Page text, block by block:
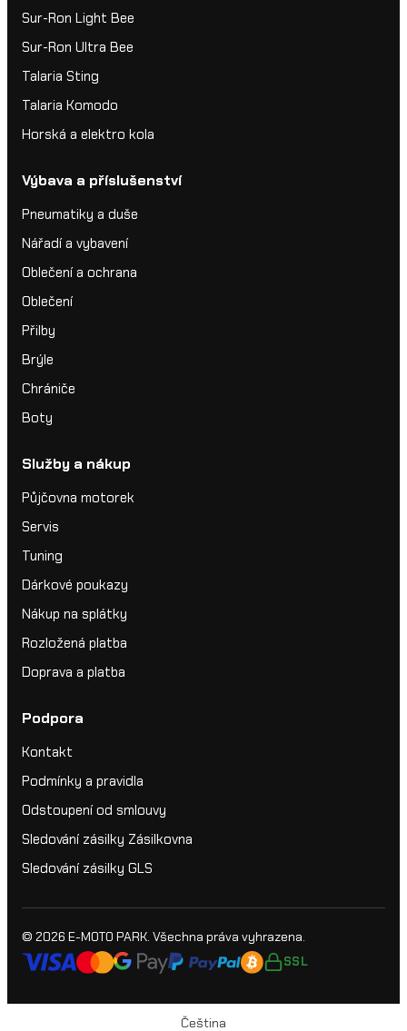
Sur-Ron Light Bee
Sur-Ron Ultra Bee
Talaria Sting
Talaria Komodo
Horská a elektro kola
Výbava a příslušenství
Pneumatiky a duše
Nářadí a vybavení
Oblečení a ochrana
Oblečení
Přilby
Brýle
Chrániče
Boty
Služby a nákup
Půjčovna motorek
Servis
Tuning
Dárkové poukazy
Nákup na splátky
Rozložená platba
Doprava a platba
Podpora
Kontakt
Podmínky a pravidla
Odstoupení od smlouvy
Sledování zásilky Zásilkovna
Sledování zásilky GLS
© 2026 E-MOTO PARK. Všechna práva vyhrazena.
SSL
Čeština